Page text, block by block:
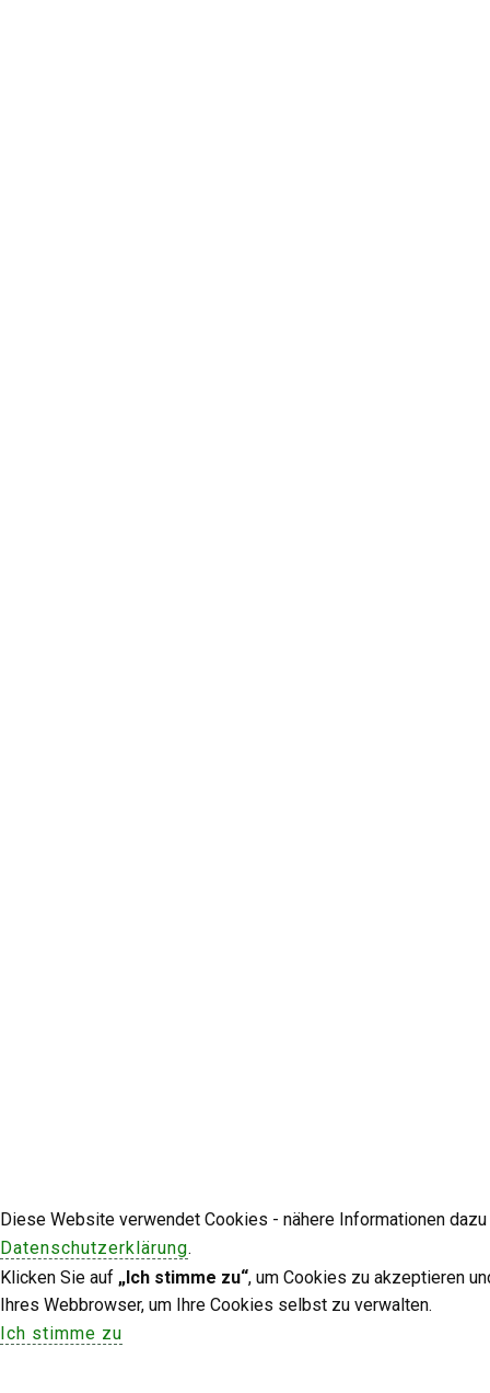
Diese Website verwendet Cookies - nähere Informationen
Datenschutzerklärung.
Klicken Sie auf „Ich stimme zu“, um Cookies zu akzeptieren
Ihres Webbrowser, um Ihre Cookies selbst zu verwalten.
Ich stimme zu